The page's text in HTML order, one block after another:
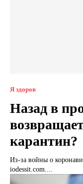
Я здоров
Назад в
карантин?
Из-за войны о
iodessit.com....